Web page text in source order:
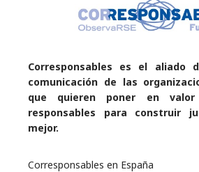
Corresponsables es el aliado
comunicación de las
que quieren poner en valor
responsables para construir
mejor.
Corresponsables en España